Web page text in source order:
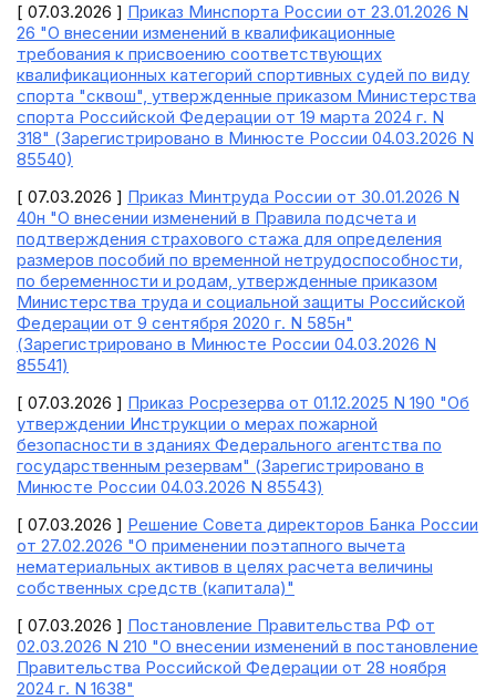
[ 07.03.2026 ] Приказ Минспорта России от 23.01.2026 N
26 "О внесении изменений в квалификационные
требования к присвоению соответствующих
квалификационных категорий спортивных судей по виду
спорта "сквош", утвержденные приказом Министерства
спорта Российской Федерации от 19 марта 2024 г. N
318" (Зарегистрировано в Минюсте России 04.03.2026 N
85540)
[ 07.03.2026 ] Приказ Минтруда России от 30.01.2026 N
40н "О внесении изменений в Правила подсчета и
подтверждения страхового стажа для определения
размеров пособий по временной нетрудоспособности,
по беременности и родам, утвержденные приказом
Министерства труда и социальной защиты Российской
Федерации от 9 сентября 2020 г. N 585н"
(Зарегистрировано в Минюсте России 04.03.2026 N
85541)
[ 07.03.2026 ] Приказ Росрезерва от 01.12.2025 N 190 "Об
утверждении Инструкции о мерах пожарной
безопасности в зданиях Федерального агентства по
государственным резервам" (Зарегистрировано в
Минюсте России 04.03.2026 N 85543)
[ 07.03.2026 ] Решение Совета директоров Банка России
от 27.02.2026 "О применении поэтапного вычета
нематериальных активов в целях расчета величины
собственных средств (капитала)"
[ 07.03.2026 ] Постановление Правительства РФ от
02.03.2026 N 210 "О внесении изменений в постановление
Правительства Российской Федерации от 28 ноября
2024 г. N 1638"